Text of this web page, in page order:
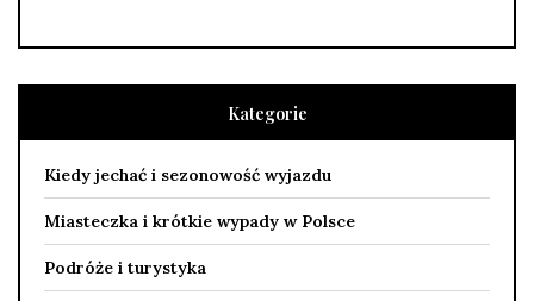
Kategorie
Kiedy jechać i sezonowość wyjazdu
Miasteczka i krótkie wypady w Polsce
Podróże i turystyka